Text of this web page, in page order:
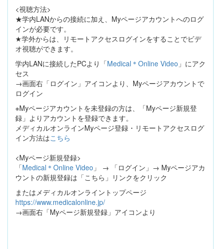
<視聴方法>
★学内LANからの接続に加え、Myページアカウントへのログ
インが必要です。
★学外からは、リモートアクセスログインをすることでビデ
オ視聴ができます。
学内LANに接続したPCより「Medical＊Online Video 」にアク
セス
→画面右「ログイン」アイコンより、Myページアカウントで
ログイン
※Myページアカウントを未登録の方は、「Myページ新規登
録」よりアカウントを登録できます。
メディカルオンラインMyページ登録・リモートアクセスログ
イン方法はこちら
<Myページ新規登録>
「Medical＊Online Video 」 → 「ログイン」→ Myページアカ
ウントの新規登録は「こちら」リンクをクリック
またはメディカルオンライントップページ
https://www.medicalonline.jp/
→画面右「Myページ新規登録」アイコンより